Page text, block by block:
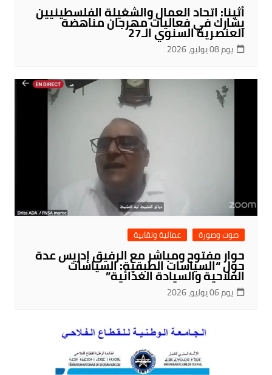
أثينا: اتحاد العمال والشغيلة الفلسطينيين
يشارك في فعاليات مهرجان مناهضة
العنصرية السنوي الـ27
يوم 08 يوليو، 2026
صوت وصورة عمالية ونقابية
حوار مفتوح ومباشر مع الرفيق إدريس عدة
حول “السياسات الطبقية: السياسات
الفلاحية والسيادة الغذائية”
يوم 06 يوليو، 2026